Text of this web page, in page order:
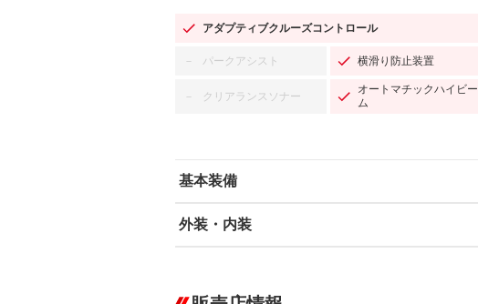
アダプティブクルーズコントロール
－ パークアシスト 横滑り防止装置
－ クリアランスソナー
オートマチックハイビー
ム
基本装備
エアバッグ：運転席/助手席/サイド
－ ダウンヒルアシストコントロール
外装・内装